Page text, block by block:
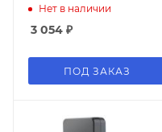
Нет в наличии
3 054 ₽
ПОД ЗАКАЗ